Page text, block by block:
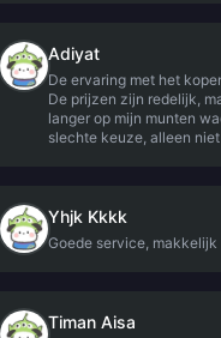
Adiyat
De ervaring met het
De prijzen zijn redelijk,
langer op mijn munten
slechte keuze, alleen
Yhjk Kkkk
Goede service, makkelijk
Timan Aisa